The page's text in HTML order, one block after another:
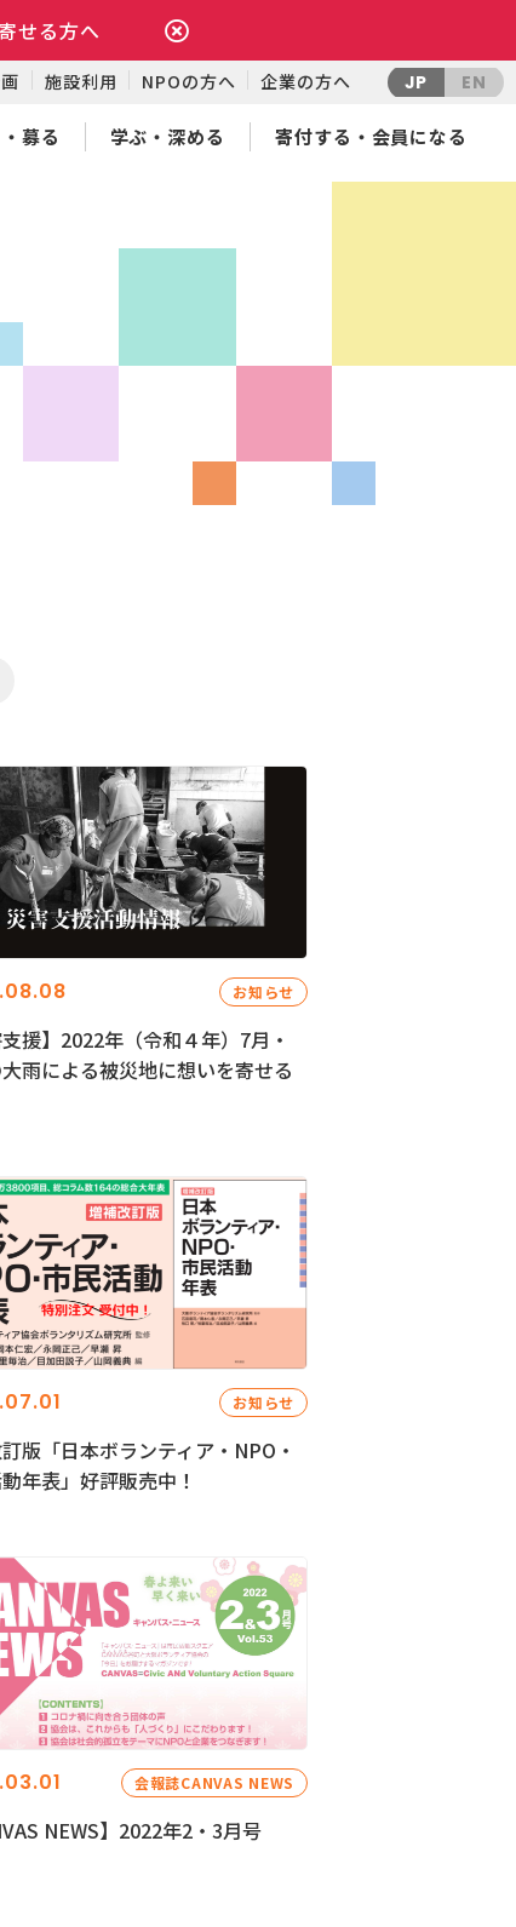
せる方へ
施設利用 NPOの方へ 企業の方へ JP EN
募る 学ぶ・深める 寄付する・会員になる
お知らせ
支援】2022年（令和４年）7月・
雨による被災地に想いを寄せる
お知らせ
版「日本ボランティア・NPO・
年表」好評販売中！
会報誌CANVAS NEWS
NEWS】2022年2・3月号